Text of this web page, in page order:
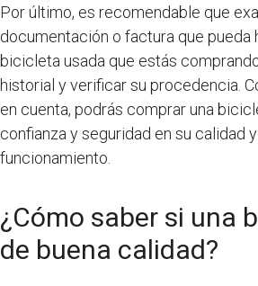
Por último, es recomendable que
documentación o factura que pueda
bicicleta usada que estás
historial y verificar su procedencia.
en cuenta, podrás comprar una
confianza y seguridad en su calidad
funcionamiento.
¿Cómo saber si una
de buena calidad?